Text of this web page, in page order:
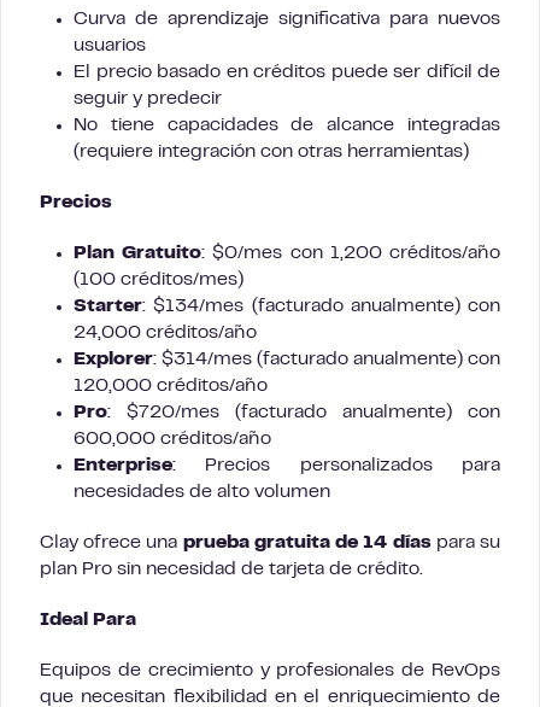
Curva de aprendizaje significativa para nuevos
usuarios
El precio basado en créditos puede ser difícil de
seguir y predecir
No tiene capacidades de alcance integradas
(requiere integración con otras herramientas)
Precios
Plan Gratuito: $0/mes con 1,200 créditos/año
(100 créditos/mes)
Starter: $134/mes (facturado anualmente) con
24,000 créditos/año
Explorer: $314/mes (facturado anualmente) con
120,000 créditos/año
Pro: $720/mes (facturado anualmente) con
600,000 créditos/año
Enterprise: Precios personalizados para
necesidades de alto volumen
Clay ofrece una prueba gratuita de 14 díaspara su
plan Pro sin necesidad de tarjeta de crédito.
Ideal Para
Equipos de crecimiento y profesionales de RevOps
que necesitan flexibilidad en el enriquecimiento de